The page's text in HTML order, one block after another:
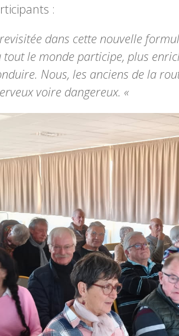
:
dans cette nouvelle
le monde participe, plus
Nous, les anciens de la
voire dangereux. «